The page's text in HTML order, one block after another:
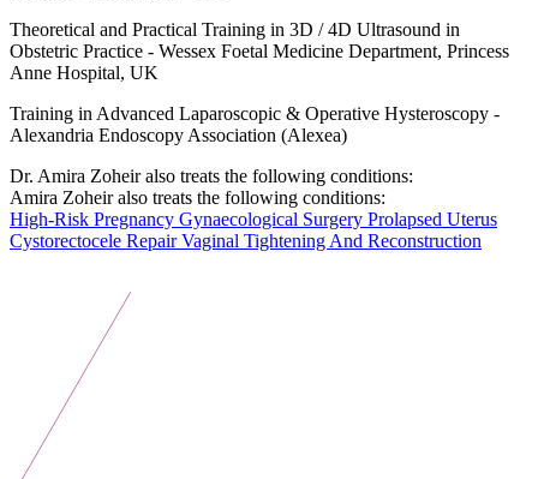
Theoretical and Practical Training in 3D / 4D Ultrasound in
Obstetric Practice - Wessex Foetal Medicine Department, Princess
Anne Hospital, UK
Training in Advanced Laparoscopic & Operative Hysteroscopy -
Alexandria Endoscopy Association (Alexea)
Dr. Amira Zoheir also treats the following conditions:
Amira Zoheir also treats the following conditions:
High-Risk Pregnancy Gynaecological Surgery Prolapsed Uterus
Cystorectocele RepairVaginal Tightening And Reconstruction